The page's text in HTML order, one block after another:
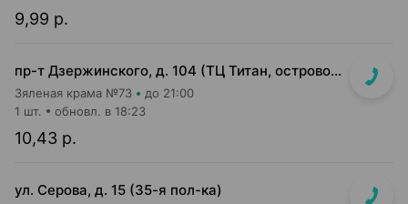
9,99 р.
пр-т Дзержинского, д. 104 (ТЦ Титан, островок на 2-м этаже)
Зяленая крама №73 до 21:00
10,43 р.
1 шт. обновл. в 18:23
ул. Серова, д. 15 (35-я пол-ка)